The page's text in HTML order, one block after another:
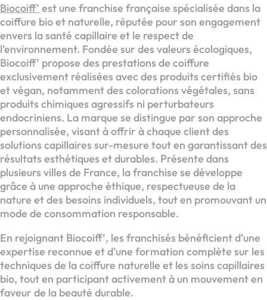
Biocoiff’ est une franchise française spécialisée dans la
coiffure bio et naturelle, réputée pour son engagement
envers la santé capillaire et le respect de
l’environnement. Fondée sur des valeurs écologiques,
Biocoiff’ propose des prestations de coiffure
exclusivement réalisées avec des produits certifiés bio
et végan, notamment des colorations végétales, sans
produits chimiques agressifs ni perturbateurs
endocriniens. La marque se distingue par son approche
personnalisée, visant à offrir à chaque client des
solutions capillaires sur-mesure tout en garantissant des
résultats esthétiques et durables. Présente dans
plusieurs villes de France, la franchise se développe
grâce à une approche éthique, respectueuse de la
nature et des besoins individuels, tout en promouvant un
mode de consommation responsable.
En rejoignant Biocoiff’, les franchisés bénéficient d’une
expertise reconnue et d’une formation complète sur les
techniques de la coiffure naturelle et les soins capillaires
bio, tout en participant activement à un mouvement en
faveur de la beauté durable.